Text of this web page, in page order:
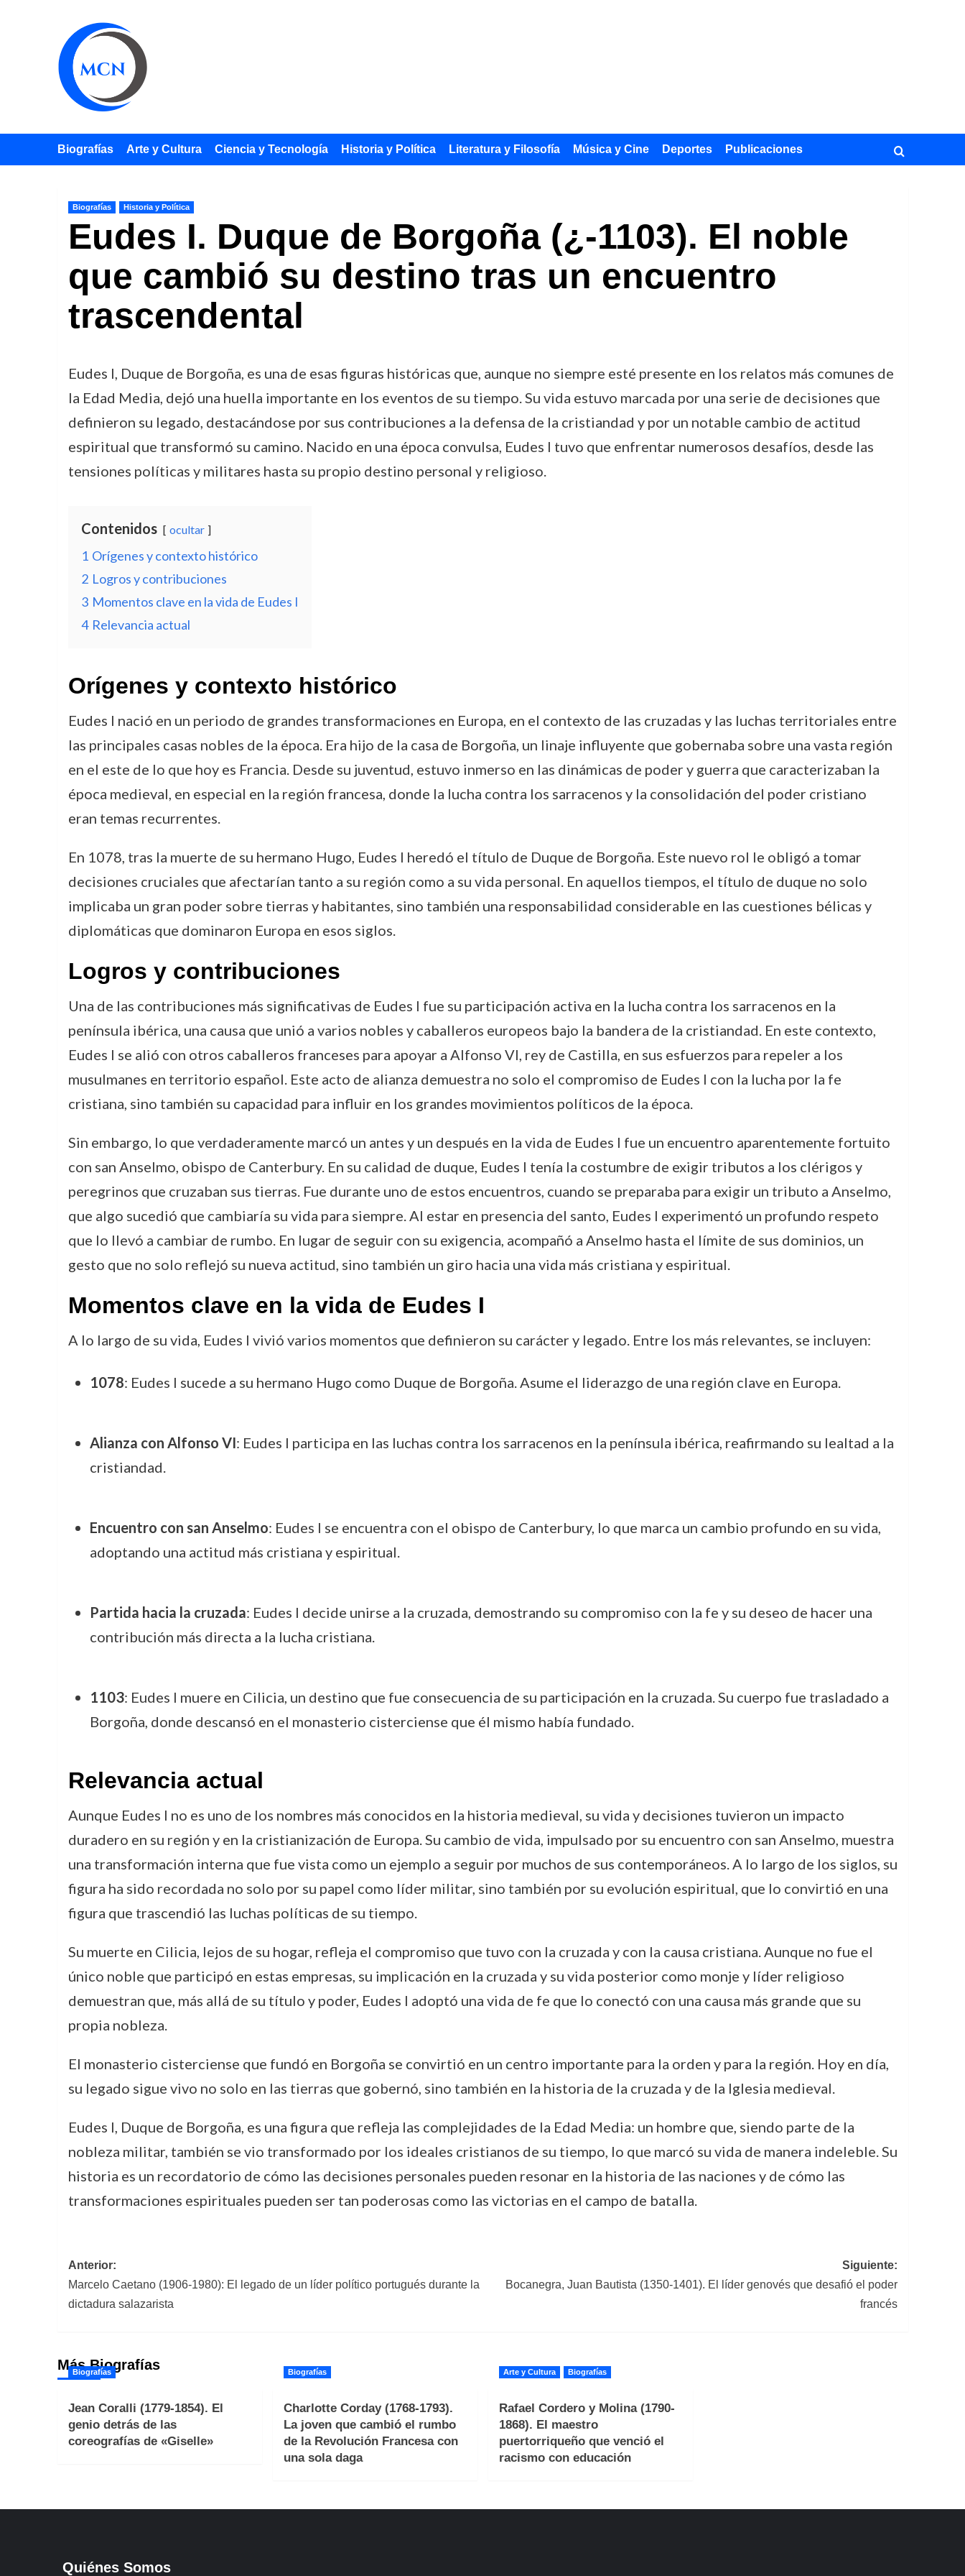
Biografías Arte y Cultura Ciencia y Tecnología Historia y Política Literatura y Filosofía Música y Cine Deportes Publicaciones
Biografías Historia y Política
Eudes I. Duque de Borgoña (¿-1103). El noble
que cambió su destino tras un encuentro
trascendental
Eudes I, Duque de Borgoña, es una de esas figuras históricas que, aunque no siempre esté presente en los relatos más comunes de
la Edad Media, dejó una huella importante en los eventos de su tiempo. Su vida estuvo marcada por una serie de decisiones que
definieron su legado, destacándose por sus contribuciones a la defensa de la cristiandad y por un notable cambio de actitud
espiritual que transformó su camino. Nacido en una época convulsa, Eudes I tuvo que enfrentar numerosos desafíos, desde las
tensiones políticas y militares hasta su propio destino personal y religioso.
Contenidos ocultar
1 Orígenes y contexto histórico
2 Logros y contribuciones
3 Momentos clave en la vida de Eudes I
4 Relevancia actual
Orígenes y contexto histórico
Eudes I nació en un periodo de grandes transformaciones en Europa, en el contexto de las cruzadas y las luchas territoriales entre
las principales casas nobles de la época. Era hijo de la casa de Borgoña, un linaje influyente que gobernaba sobre una vasta región
en el este de lo que hoy es Francia. Desde su juventud, estuvo inmerso en las dinámicas de poder y guerra que caracterizaban la
época medieval, en especial en la región francesa, donde la lucha contra los sarracenos y la consolidación del poder cristiano
eran temas recurrentes.
En 1078, tras la muerte de su hermano Hugo, Eudes I heredó el título de Duque de Borgoña. Este nuevo rol le obligó a tomar
decisiones cruciales que afectarían tanto a su región como a su vida personal. En aquellos tiempos, el título de duque no solo
implicaba un gran poder sobre tierras y habitantes, sino también una responsabilidad considerable en las cuestiones bélicas y
diplomáticas que dominaron Europa en esos siglos.
Logros y contribuciones
Una de las contribuciones más significativas de Eudes I fue su participación activa en la lucha contra los sarracenos en la
península ibérica, una causa que unió a varios nobles y caballeros europeos bajo la bandera de la cristiandad. En este contexto,
Eudes I se alió con otros caballeros franceses para apoyar a Alfonso VI, rey de Castilla, en sus esfuerzos para repeler a los
musulmanes en territorio español. Este acto de alianza demuestra no solo el compromiso de Eudes I con la lucha por la fe
cristiana, sino también su capacidad para influir en los grandes movimientos políticos de la época.
Sin embargo, lo que verdaderamente marcó un antes y un después en la vida de Eudes I fue un encuentro aparentemente fortuito
con san Anselmo, obispo de Canterbury. En su calidad de duque, Eudes I tenía la costumbre de exigir tributos a los clérigos y
peregrinos que cruzaban sus tierras. Fue durante uno de estos encuentros, cuando se preparaba para exigir un tributo a Anselmo,
que algo sucedió que cambiaría su vida para siempre. Al estar en presencia del santo, Eudes I experimentó un profundo respeto
que lo llevó a cambiar de rumbo. En lugar de seguir con su exigencia, acompañó a Anselmo hasta el límite de sus dominios, un
gesto que no solo reflejó su nueva actitud, sino también un giro hacia una vida más cristiana y espiritual.
Momentos clave en la vida de Eudes I
A lo largo de su vida, Eudes I vivió varios momentos que definieron su carácter y legado. Entre los más relevantes, se incluyen:
1078: Eudes I sucede a su hermano Hugo como Duque de Borgoña. Asume el liderazgo de una región clave en Europa.
Alianza con Alfonso VI: Eudes I participa en las luchas contra los sarracenos en la península ibérica, reafirmando su lealtad a la
cristiandad.
Encuentro con san Anselmo: Eudes I se encuentra con el obispo de Canterbury, lo que marca un cambio profundo en su vida,
adoptando una actitud más cristiana y espiritual.
Partida hacia la cruzada: Eudes I decide unirse a la cruzada, demostrando su compromiso con la fe y su deseo de hacer una
contribución más directa a la lucha cristiana.
1103: Eudes I muere en Cilicia, un destino que fue consecuencia de su participación en la cruzada. Su cuerpo fue trasladado a
Borgoña, donde descansó en el monasterio cisterciense que él mismo había fundado.
Relevancia actual
Aunque Eudes I no es uno de los nombres más conocidos en la historia medieval, su vida y decisiones tuvieron un impacto
duradero en su región y en la cristianización de Europa. Su cambio de vida, impulsado por su encuentro con san Anselmo, muestra
una transformación interna que fue vista como un ejemplo a seguir por muchos de sus contemporáneos. A lo largo de los siglos, su
figura ha sido recordada no solo por su papel como líder militar, sino también por su evolución espiritual, que lo convirtió en una
figura que trascendió las luchas políticas de su tiempo.
Su muerte en Cilicia, lejos de su hogar, refleja el compromiso que tuvo con la cruzada y con la causa cristiana. Aunque no fue el
único noble que participó en estas empresas, su implicación en la cruzada y su vida posterior como monje y líder religioso
demuestran que, más allá de su título y poder, Eudes I adoptó una vida de fe que lo conectó con una causa más grande que su
propia nobleza.
El monasterio cisterciense que fundó en Borgoña se convirtió en un centro importante para la orden y para la región. Hoy en día,
su legado sigue vivo no solo en las tierras que gobernó, sino también en la historia de la cruzada y de la Iglesia medieval.
Eudes I, Duque de Borgoña, es una figura que refleja las complejidades de la Edad Media: un hombre que, siendo parte de la
nobleza militar, también se vio transformado por los ideales cristianos de su tiempo, lo que marcó su vida de manera indeleble. Su
historia es un recordatorio de cómo las decisiones personales pueden resonar en la historia de las naciones y de cómo las
transformaciones espirituales pueden ser tan poderosas como las victorias en el campo de batalla.
Navegación
de
Anterior:
Marcelo Caetano (1906-1980): El legado de un líder político portugués durante la
dictadura salazarista
Siguiente:
Bocanegra, Juan Bautista (1350-1401). El líder genovés que desafió el poder
francés
Más Biografías
Biografías
Jean Coralli (1779-1854). El
genio detrás de las
coreografías de «Giselle»
Biografías
Charlotte Corday (1768-1793).
La joven que cambió el rumbo
de la Revolución Francesa con
una sola daga
Arte y Cultura Biografías
Rafael Cordero y Molina (1790-
1868). El maestro
puertorriqueño que venció el
racismo con educación
Quiénes Somos